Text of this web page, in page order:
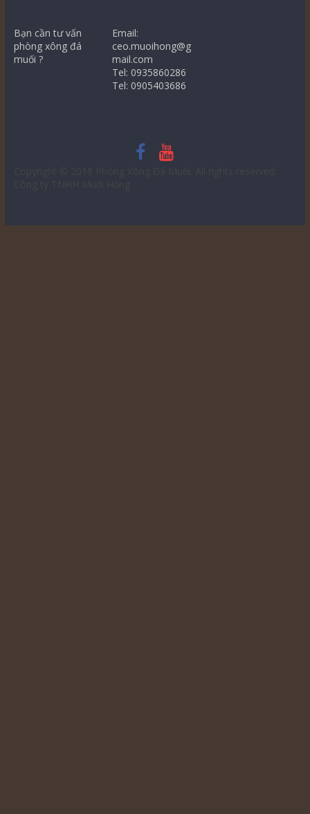
Bạn cần tư vấn
phòng xông đá
muối ?
Email:
ceo.muoihong@g
mail.com
Tel: 0935860286
Tel: 0905403686